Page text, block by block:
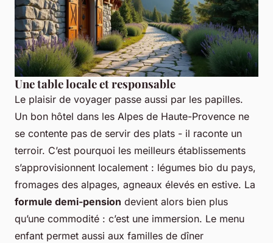
Une table locale et responsable
Le plaisir de voyager passe aussi par les papilles.
Un bon hôtel dans les Alpes de Haute-Provence ne
se contente pas de servir des plats - il raconte un
terroir. C’est pourquoi les meilleurs établissements
s’approvisionnent localement : légumes bio du pays,
fromages des alpages, agneaux élevés en estive. La
formule demi-pension devient alors bien plus
qu’une commodité : c’est une immersion. Le menu
enfant permet aussi aux familles de dîner